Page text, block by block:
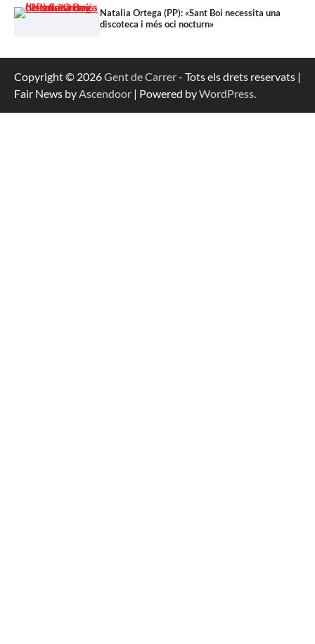
Natalia Ortega (PP): «Sant Boi necessita una
discoteca i més oci nocturn»
Copyright © 2026Gent de Carrer- Tots els drets reservats |
Fair News by Ascendoor | Powered byWordPress